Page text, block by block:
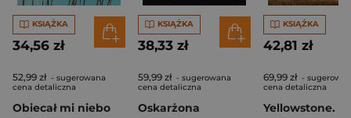
KSIĄŻKA
34,56 zł
52,99 zł - sugerowana
cena detaliczna
Obiecał mi niebo
KSIĄŻKA
38,33 zł
59,99 zł - sugerowana
cena detaliczna
Oskarżona
KSIĄŻKA
42,81 zł
69,99 zł -
cena detaliczna